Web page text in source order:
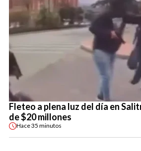
Fleteo a plena luz del día en
de $20 millones
Hace35 minutos